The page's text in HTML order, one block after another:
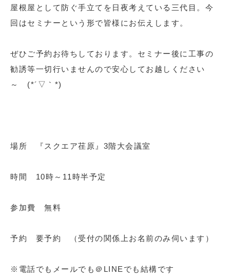
屋根屋として防ぐ手立てを日夜考えている三代目。今
回はセミナーという形で皆様にお伝えします。
ぜひご予約お待ちしております。セミナー後に工事の
勧誘等一切行いませんので安心してお越しください
～ (*´▽｀*)
場所 『スクエア荏原』3階大会議室
時間 10時～11時半予定
参加費 無料
予約 要予約 （受付の関係上お名前のみ伺います）
※電話でもメールでも＠LINEでも結構です